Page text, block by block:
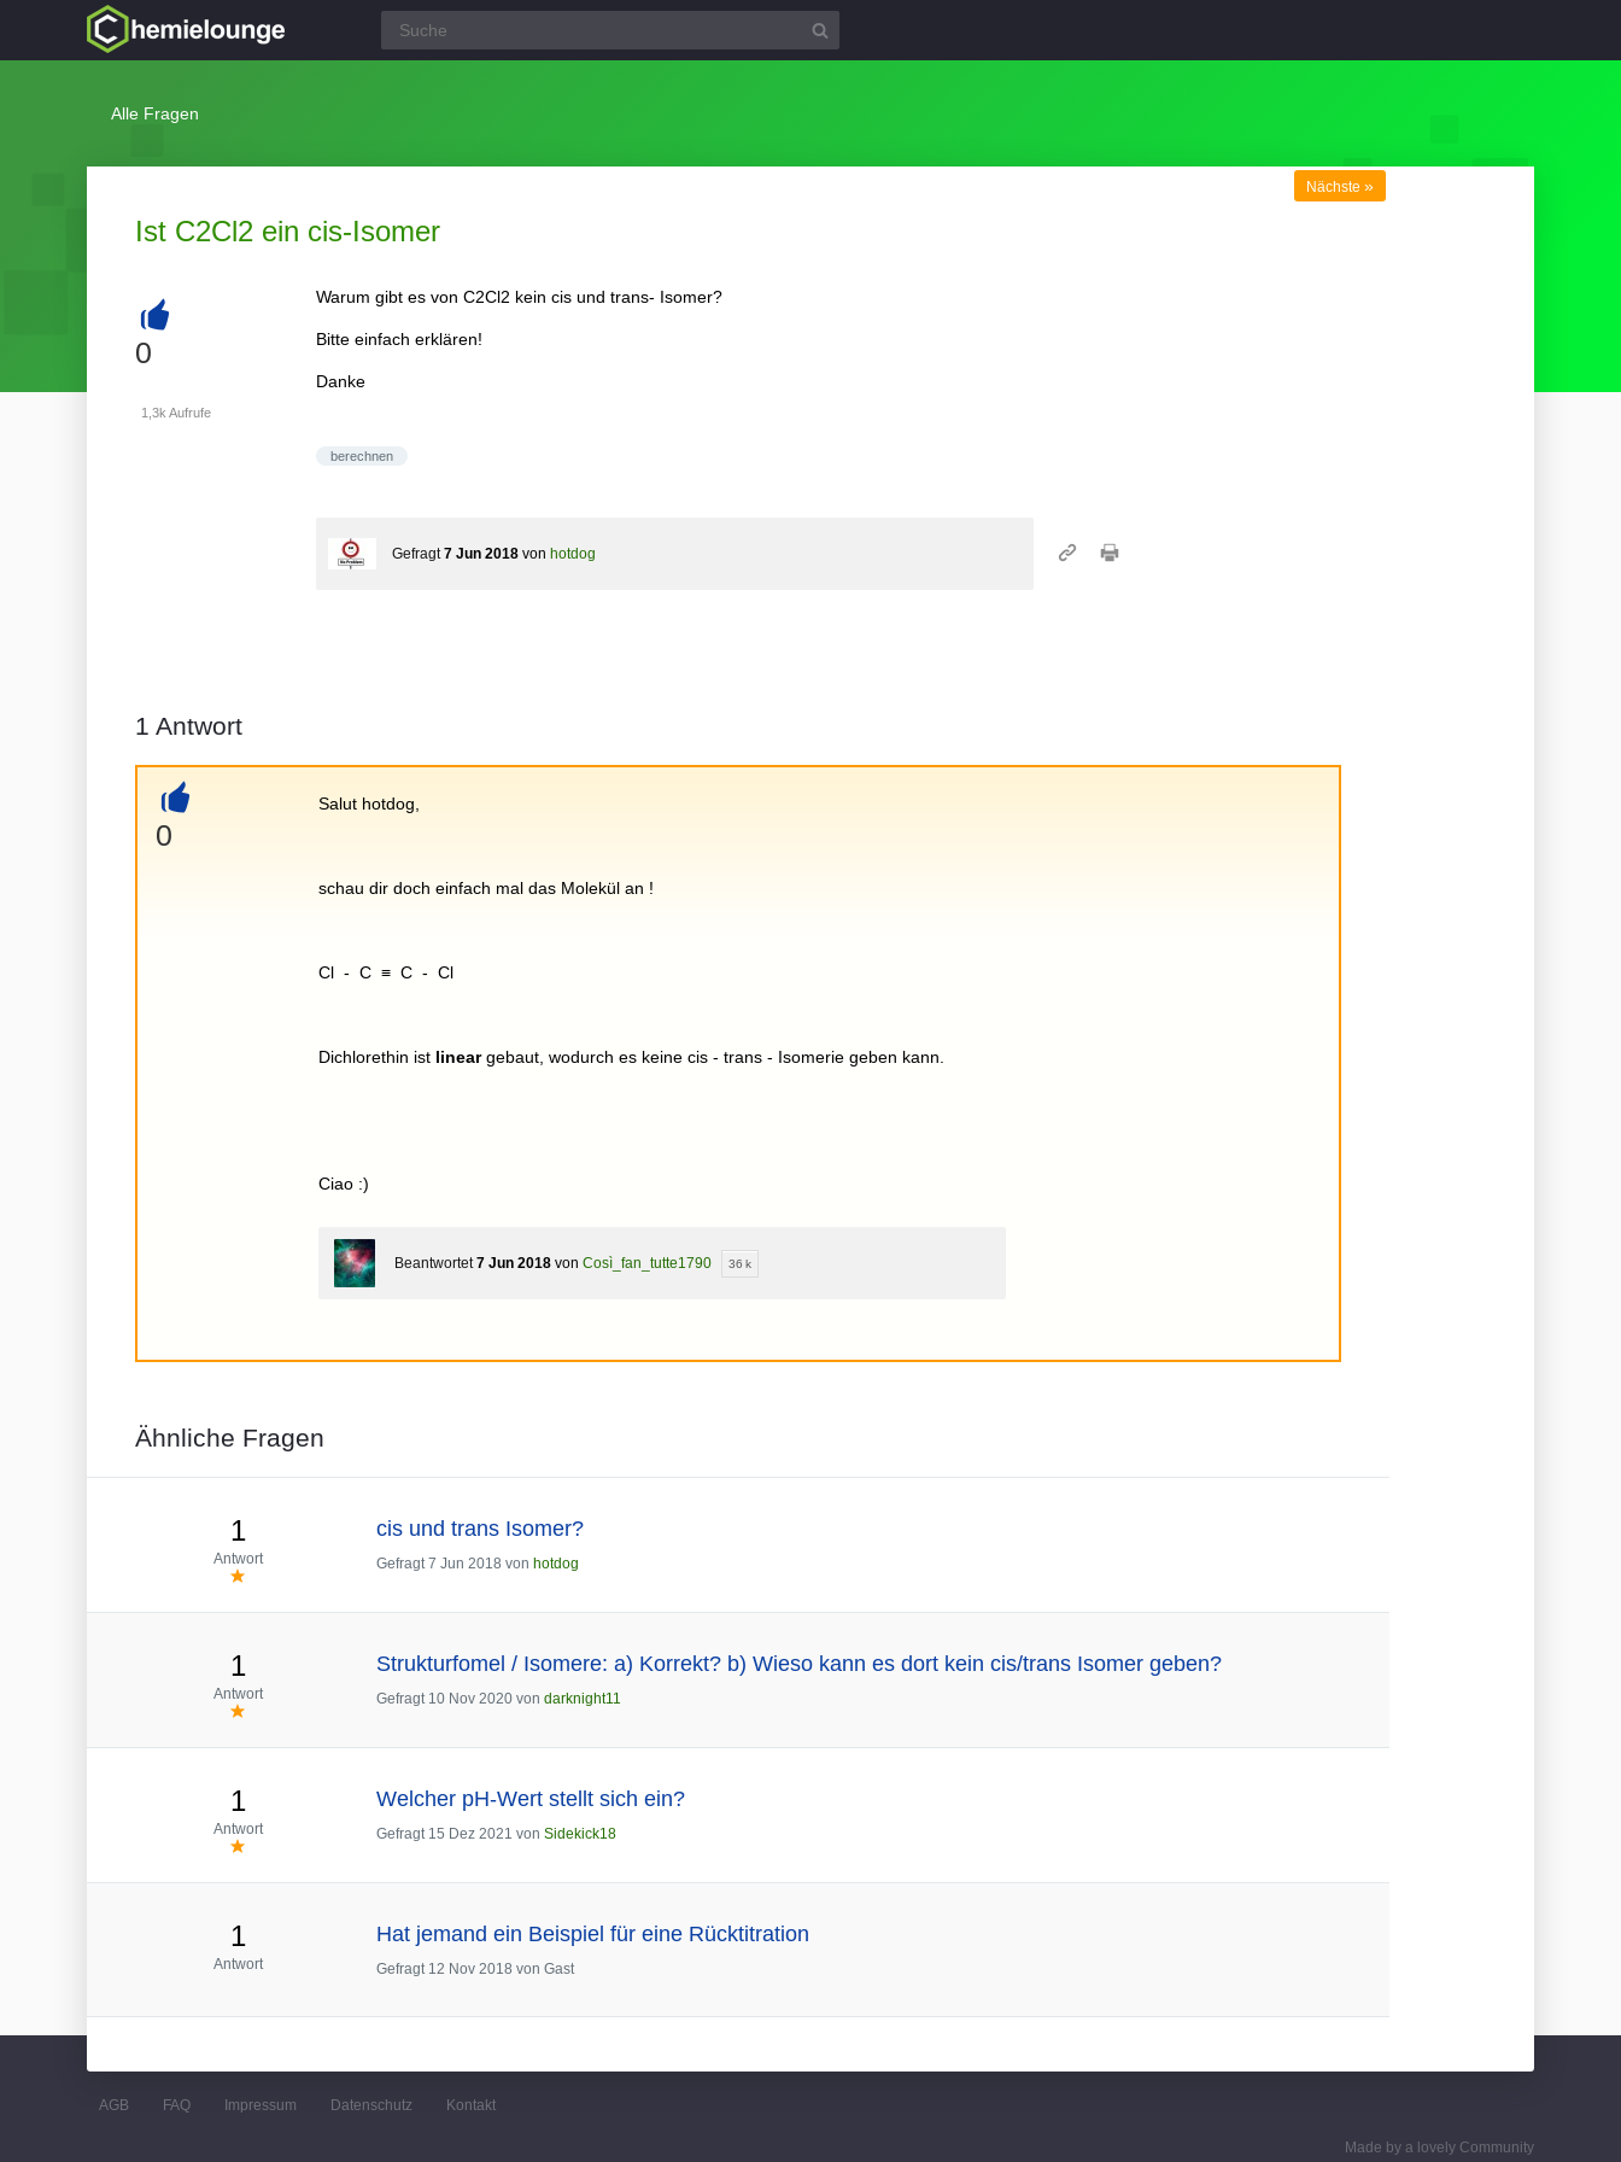
Alle Fragen
Ist C2Cl2 ein cis-Isomer
Nächste »
+
0
1,3k Aufrufe
Warum gibt es von C2Cl2 kein cis und trans- Isomer?
Bitte einfach erklären!
Danke
berechnen
Gefragt 7 Jun 2018 von hotdog
1 Antwort
+
0
Salut hotdog,
schau dir doch einfach mal das Molekül an !
Cl - C ≡ C - Cl
Dichlorethin ist lineargebaut, wodurch es keine cis - trans - Isomerie geben kann.
Ciao :)
Beantwortet 7 Jun 2018 vonCosì_fan_tutte1790 36 k
Ähnliche Fragen
1
Antwort
cis und trans Isomer?
Gefragt 7 Jun 2018 von hotdog
1
Antwort
Strukturfomel / Isomere: a) Korrekt? b) Wieso kann es dort kein cis/trans Isomer geben?
Gefragt 10 Nov 2020 von darknight11
1
Antwort
Welcher pH-Wert stellt sich ein?
Gefragt 15 Dez 2021 von Sidekick18
1
Antwort
Hat jemand ein Beispiel für eine Rücktitration
Gefragt 12 Nov 2018 von Gast
AGB FAQ Impressum Datenschutz Kontakt
Made by a lovely Community